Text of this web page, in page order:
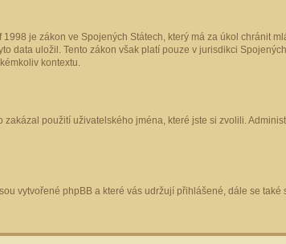
je zákon ve Spojených Státech, který má za úkol
data uložil. Tento zákon však platí pouze v jurisdikci
kontextu.
použití uživatelského jména, které jste si zvolili.
vytvořené phpBB a které vás udržují přihlášené, dále se